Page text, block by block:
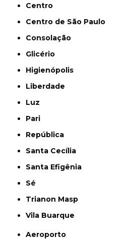
Centro
Centro de São Paulo
Consolação
Glicério
Higienópolis
Liberdade
Luz
Pari
República
Santa Cecília
Santa Efigênia
Sé
Trianon Masp
Vila Buarque
Aeroporto